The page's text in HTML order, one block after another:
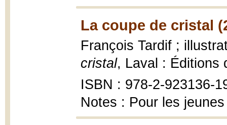
La coupe de cristal
François Tardif ;
cristal, Laval : Éditions
ISBN : 978-2-923136-
Notes : Pour les